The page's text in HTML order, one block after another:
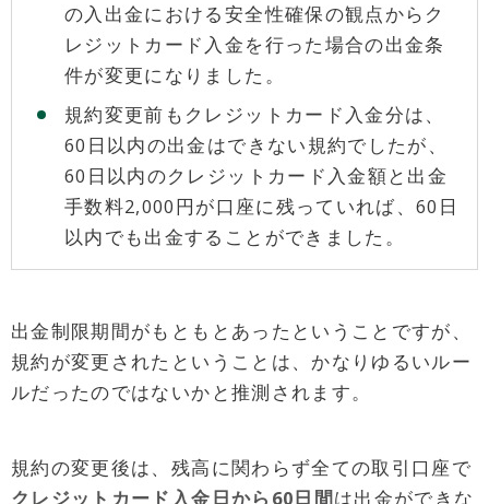
の入出金における安全性確保の観点からク
レジットカード入金を行った場合の出金条
件が変更になりました。
規約変更前もクレジットカード入金分は、
60日以内の出金はできない規約でしたが、
60日以内のクレジットカード入金額と出金
手数料2,000円が口座に残っていれば、60日
以内でも出金することができました。
出金制限期間がもともとあったということですが、
規約が変更されたということは、かなりゆるいルー
ルだったのではないかと推測されます。
規約の変更後は、残高に関わらず全ての取引口座で
クレジットカード入金日から60日間は出金ができな